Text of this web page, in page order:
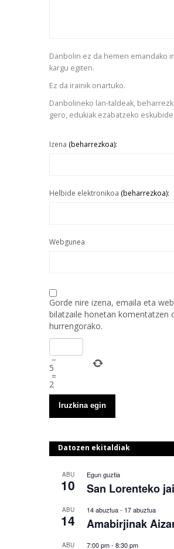
Danbolin ez da hemen emandako
kargu egiten.
Ez da irainik onartuko.
Danbolineko lan-taldeak,
gero, edukiak ezabatzeko
Izena (beharrezkoa):
Helbide elektronikoa (beharrezkoa):
Webgunea
Gorde nire izena, emaila eta
bilatzaile honetan komentatzen
hurrengorako.
−
5
=
2
Datozen ekitaldiak
ABU
10
Egun guztia
San Lorenteko
ABU
14
14 abuztua- 17 abuztua
Amabirjinak
ABU 7:00 pm- 8:30 pm